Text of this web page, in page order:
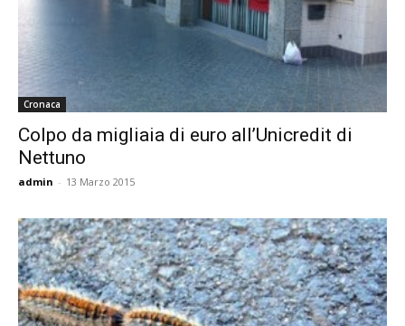
Cronaca
Colpo da migliaia di euro all’Unicredit di
Nettuno
admin - 13 Marzo 2015